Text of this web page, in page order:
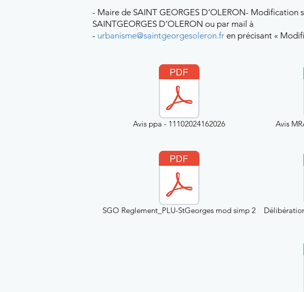
- Maire de SAINT GEORGES D’OLERON- Modification
SAINTGEORGES D’OLERON ou par mail à
- urbanisme@saintgeorgesoleron.fr en précisant «
Avis ppa - 11102024162026
SGO Reglement_PLU-StGeorges mod simp 2
Avis